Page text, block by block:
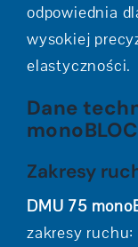
odpowiednia
wysokiej
elastyczności.
Dane
Zakresy
DMU 75
zakresy